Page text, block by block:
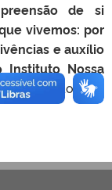
de si
vivemos: por
e auxílio
Instituto Nossa